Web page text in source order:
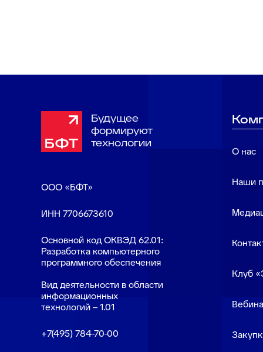
Будущее
формируют
технологии
ООО «БФТ»
ИНН 7706673610
Основной код ОКВЭД 62.01:
Разработка компьютерного
программного обеспечения
Вид деятельности в области
информационных
технологий – 1.01
+7(495) 784-70-00
О нас
Наши
Клуб